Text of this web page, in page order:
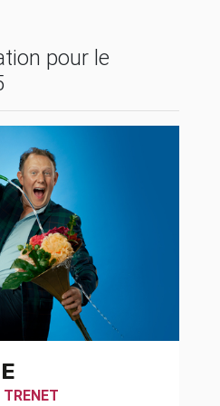
pour le